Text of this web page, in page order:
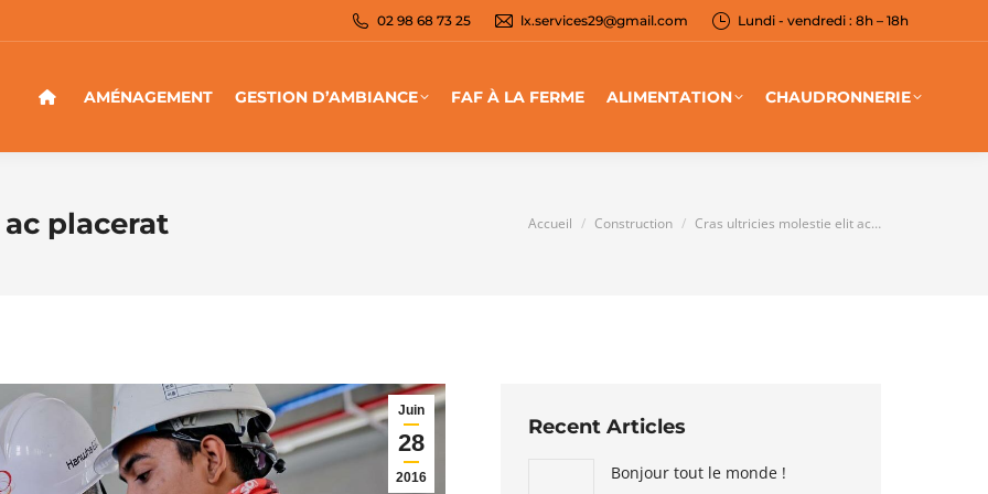
02 98 68 73 25 lx.services29@gmail.com Lundi - vendredi : 8h – 18h
AMÉNAGEMENT GESTION D’AMBIANCE FAF À LA FERME ALIMENTATION CHAUDRONNERIE
placerat Vous êtes ici :
Accueil Construction Cras ultricies molestie elit ac…
Juin
28
2016
Recent Articles
Bonjour tout le monde !